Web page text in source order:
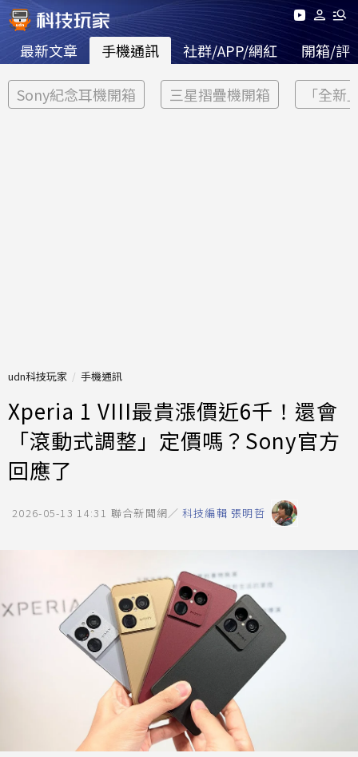
最新文章 手機通訊 社群/APP/網紅 開箱/評
Sony紀念耳機開箱 三星摺疊機開箱 「全新
udn科技玩家 手機通訊
Xperia 1 VIII最貴漲價近6千！還會
「滾動式調整」定價嗎？Sony官方
回應了
2026-05-13 14:31 聯合新聞網／ 科技編輯 張明哲